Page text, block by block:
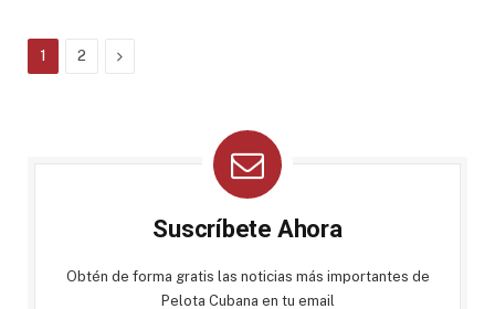
1 2 Next
Suscríbete Ahora
Obtén de forma gratis las noticias más importantes de
Pelota Cubana en tu email